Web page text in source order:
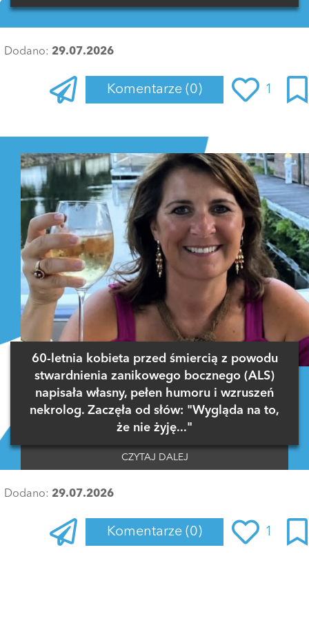
Dodano: 29.07.2026
Komentarze (0) 1
60-letnia kobieta przed śmiercią z powodu
stwardnienia zanikowego bocznego (ALS)
napisała własny, pełen humoru i wzruszeń
nekrolog. Zaczęła od słów: "Wygląda na to,
że nie żyję..."
CZYTAJ DALEJ
Dodano: 29.07.2026
Komentarze (0) 1